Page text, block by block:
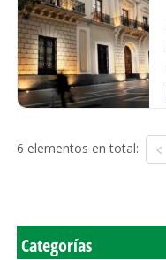
6 elementos en total:
Categorías